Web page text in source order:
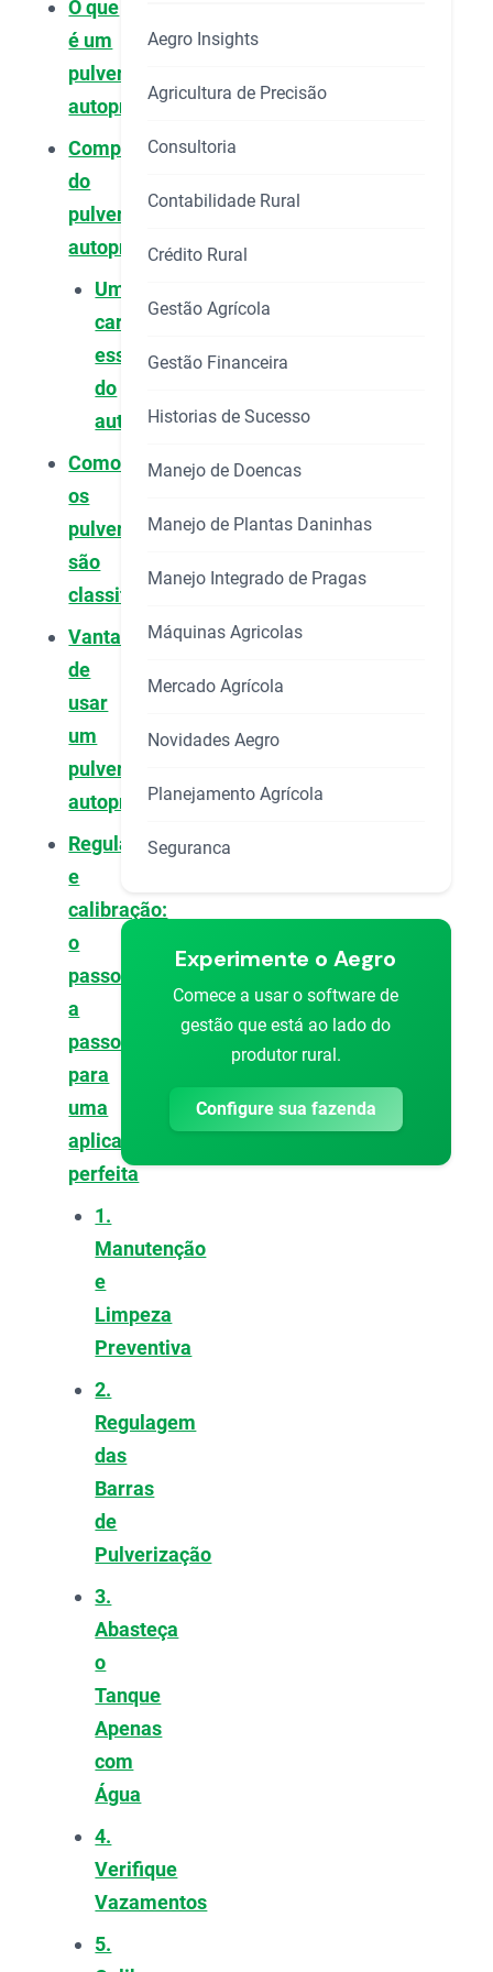
O que
é um
pulverizador
autopropelido?
Componentes
do
pulverizador
autopropelido
Uma
característica
essencial
do
autopropelido
Como
os
pulverizadores
são
classificados?
Vantagens
de
usar
um
pulverizador
autopropelido
Regulagem
e
calibração:
o
passo
a
passo
para
uma
aplicação
perfeita
1.
Manutenção
e
Limpeza
Preventiva
2.
Regulagem
das
Barras
de
Pulverização
3.
Abasteça
o
Tanque
Apenas
com
Água
4.
Verifique
Vazamentos
5.
Aegro Insights
Agricultura de Precisão
Consultoria
Contabilidade Rural
Crédito Rural
Gestão Agrícola
Gestão Financeira
Historias de Sucesso
Manejo de Doencas
Manejo de Plantas Daninhas
Manejo Integrado de Pragas
Máquinas Agricolas
Mercado Agrícola
Novidades Aegro
Planejamento Agrícola
Seguranca
Experimente o Aegro
Comece a usar o software de
gestão que está ao lado do
produtor rural.
Configure sua fazenda